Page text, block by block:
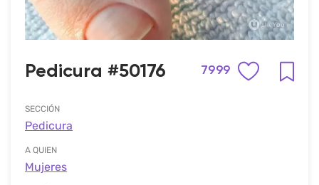
Pedicura #50176 7999
SECCIÓN
Pedicura
A QUIEN
Mujeres